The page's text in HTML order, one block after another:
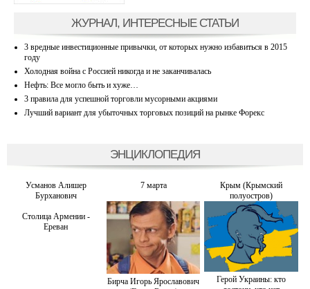
ЖУРНАЛ, ИНТЕРЕСНЫЕ СТАТЬИ
3 вредные инвестиционные привычки, от которых нужно избавиться в 2015
году
Холодная война с Россией никогда и не заканчивалась
Нефть: Все могло быть и хуже…
3 правила для успешной торговли мусорными акциями
Лучший вариант для убыточных торговых позиций на рынке Форекс
ЭНЦИКЛОПЕДИЯ
Усманов Алишер
Бурханович
7 марта
Крым (Крымский
полуостров)
Столица Армении -
Ереван
Бирча Игорь Ярославович
Герой Украины: кто